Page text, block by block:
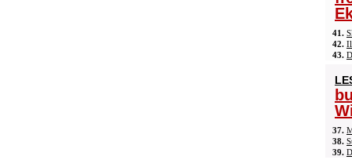
41.
42.
43.
37.
38.
39.